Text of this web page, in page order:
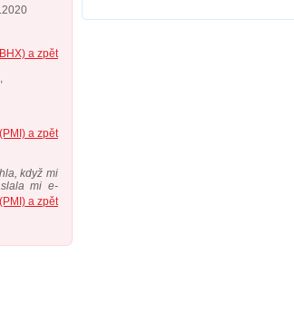
a zpět
a zpět
když mi
mi e-
tentýž den
a zpět